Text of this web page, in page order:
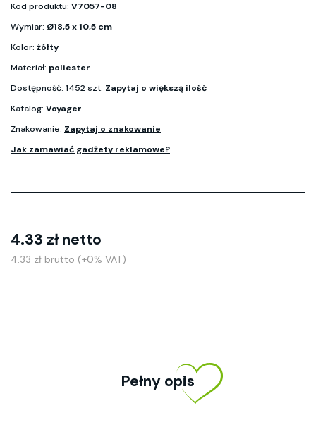
Kod produktu: V7057-08
Wymiar: Ø18,5 x 10,5 cm
Kolor: żółty
Materiał: poliester
Dostępność: 1452 szt. Zapytaj o większą ilość
Katalog: Voyager
Znakowanie: Zapytaj o znakowanie
Jak zamawiać gadżety reklamowe?
4.33 zł netto
4.33 zł brutto (+0% VAT)
Pełny opis